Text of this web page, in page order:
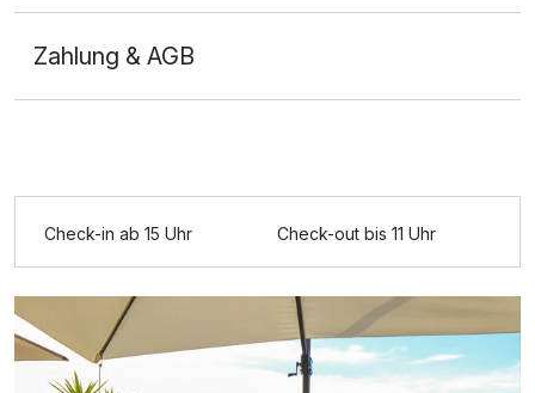
Ausstattung
Für 8 Tage p.P. ab 1.120,00 €
Zahlung & AGB
Check-in ab 15 Uhr Check-out bis 11 Uhr